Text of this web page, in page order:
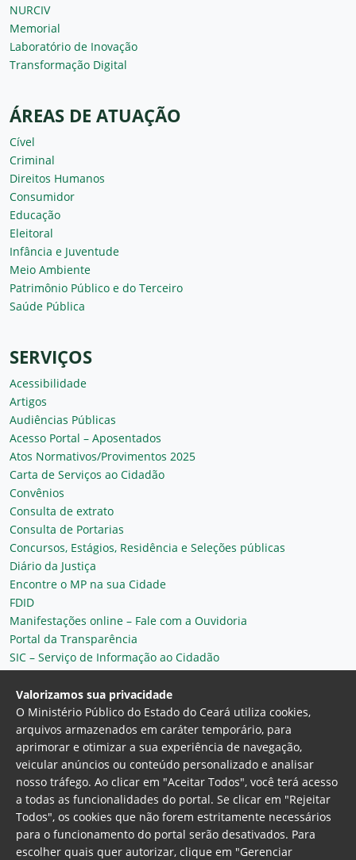
NURCIV
Memorial
Laboratório de Inovação
Transformação Digital
ÁREAS DE ATUAÇÃO
Cível
Criminal
Direitos Humanos
Consumidor
Educação
Eleitoral
Infância e Juventude
Meio Ambiente
Patrimônio Público e do Terceiro
Saúde Pública
SERVIÇOS
Acessibilidade
Artigos
Audiências Públicas
Acesso Portal – Aposentados
Atos Normativos/Provimentos 2025
Carta de Serviços ao Cidadão
Convênios
Consulta de extrato
Consulta de Portarias
Concursos, Estágios, Residência e Seleções públicas
Diário da Justiça
Encontre o MP na sua Cidade
FDID
Manifestações online – Fale com a Ouvidoria
Portal da Transparência
SIC – Serviço de Informação ao Cidadão
Plantão MP do Ceará
Secretaria Geral
Ministério Público do Estado do Ceará
Valorizamos sua privacidade
O Ministério Público do Estado do Ceará utiliza cookies,
arquivos armazenados em caráter temporário, para
aprimorar e otimizar a sua experiência de navegação,
veicular anúncios ou conteúdo personalizado e analisar
nosso tráfego. Ao clicar em "Aceitar Todos", você terá acesso
a todas as funcionalidades do portal. Se clicar em "Rejeitar
Todos", os cookies que não forem estritamente necessários
para o funcionamento do portal serão desativados. Para
escolher quais quer autorizar, clique em "Gerenciar